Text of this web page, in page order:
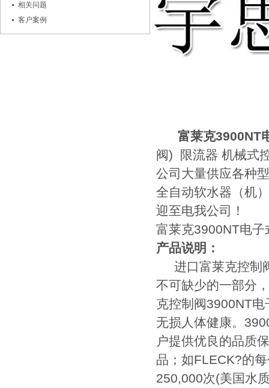
相关问题
客户案例
富莱克3900NT
阀) 限流器 机械式
公司大量供应各种
全自动软水器（机
迎至电我公司！
富莱克3900NT电
产品说明：
进口富莱克控制
不可缺少的一部分
克控制阀3900NT
无损人体健康。
户提供优良的品质
品；如FLECK?的
250,000次(美国水